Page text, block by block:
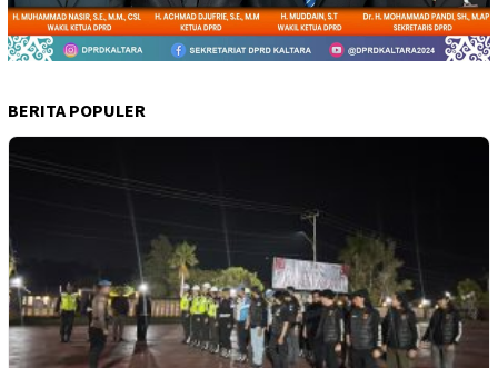
BERITA POPULER